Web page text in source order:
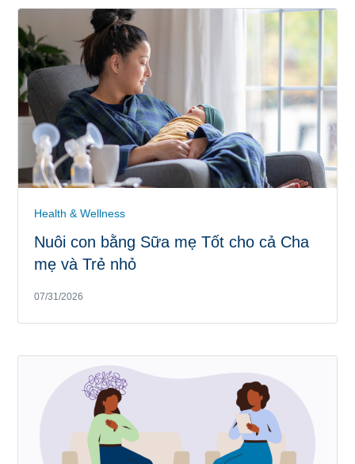
Health & Wellness
Nuôi con bằng Sữa mẹ Tốt cho cả Cha
mẹ và Trẻ nhỏ
07/31/2026